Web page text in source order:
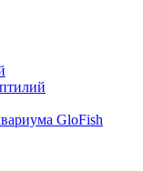
GloFish